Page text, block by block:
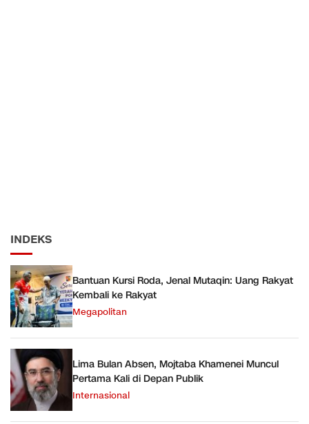
INDEKS
Bantuan Kursi Roda, Jenal Mutaqin: Uang Rakyat
Kembali ke Rakyat
Megapolitan
Lima Bulan Absen, Mojtaba Khamenei Muncul
Pertama Kali di Depan Publik
Internasional